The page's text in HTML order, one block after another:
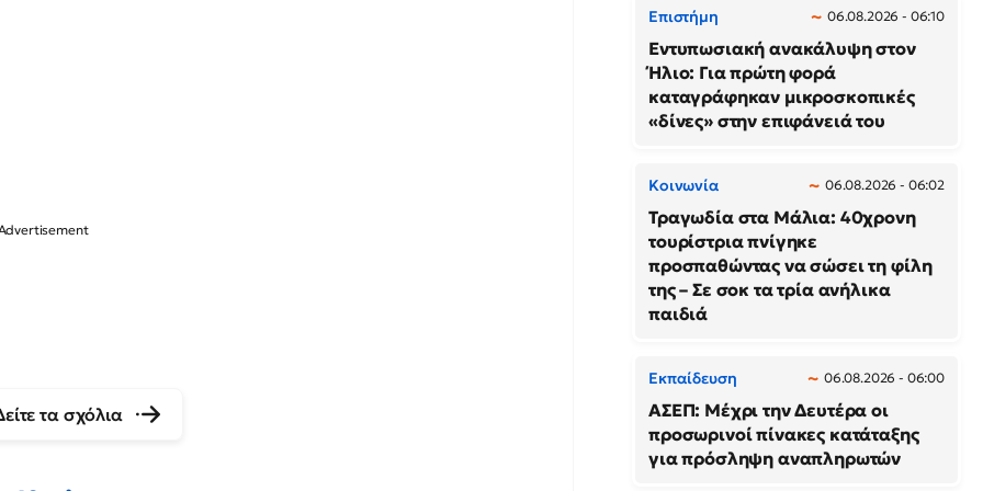
τα σχόλια
Επιστήμη 06.08.2026 - 06:10
Εντυπωσιακή ανακάλυψη στον
Ήλιο: Για πρώτη φορά
καταγράφηκαν μικροσκοπικές
«δίνες» στην επιφάνειά του
Κοινωνία 06.08.2026 - 06:02
Τραγωδία στα Μάλια: 40χρονη
τουρίστρια πνίγηκε
προσπαθώντας να σώσει τη φίλη
της – Σε σοκ τα τρία ανήλικα
παιδιά
Εκπαίδευση 06.08.2026 - 06:00
ΑΣΕΠ: Μέχρι την Δευτέρα οι
προσωρινοί πίνακες κατάταξης
για πρόσληψη αναπληρωτών